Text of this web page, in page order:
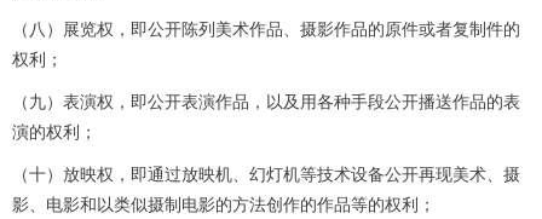
（八）展览权，即公开陈列美术作品、摄影作品的原件或者复制件的
权利；
（九）表演权，即公开表演作品，以及用各种手段公开播送作品的表
演的权利；
（十）放映权，即通过放映机、幻灯机等技术设备公开再现美术、摄
影、电影和以类似摄制电影的方法创作的作品等的权利；